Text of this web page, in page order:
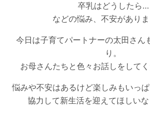
卒乳はどうしたら…
などの悩み、不安がありま
今日は子育てパートナーの太田さん
り。
お母さんたちと色々お話しをしてく
悩みや不安はあるけど楽しみもいっ
協力して新生活を迎えてほしい